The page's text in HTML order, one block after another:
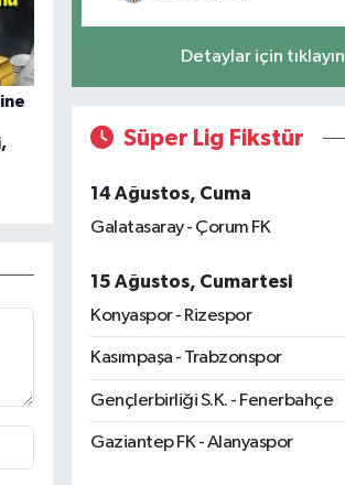
Detaylar için tıklayın
Süper Lig Fikstür
14 Ağustos, Cuma
Galatasaray - Çorum FK
15 Ağustos, Cumartesi
Konyaspor - Rizespor
Kasımpaşa - Trabzonspor
Gençlerbirliği S.K. - Fenerbahçe
Gaziantep FK - Alanyaspor